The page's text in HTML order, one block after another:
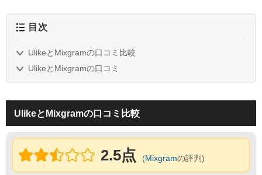
目次
UlikeとMixgramの口コミ比較
UlikeとMixgramの口コミ
UlikeとMixgramの口コミ比較
2.5点 (Mixgramの評判)